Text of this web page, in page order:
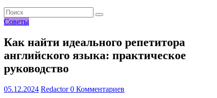
Советы
Как найти идеального репетитора
английского языка: практическое
руководство
05.12.2024 Redactor0 Комментариев